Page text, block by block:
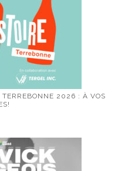
2026 : À VOS